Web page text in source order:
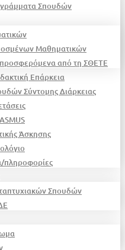
Σπουδών
Μαθηματικών
από τη ΣΘΕΤΕ
Επάρκεια
Σύντομης Διάρκειας
Άσκησης
πληροφορίες
Σπουδών